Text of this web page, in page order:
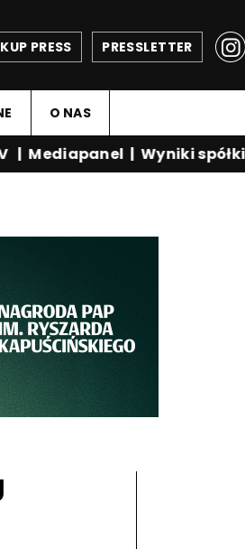
PRESSLETTER
KUP PRESS
O NAS
Mediapanel|Wyniki spółki